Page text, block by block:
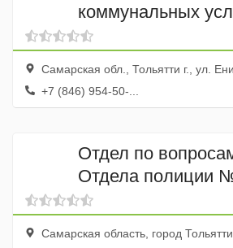
коммунальных
Самарская обл., Тольятти г., ул.
+7 (846) 954-50-...
Отдел по
Отдела полиции
России по городу
Самарская область, город Тольятти,